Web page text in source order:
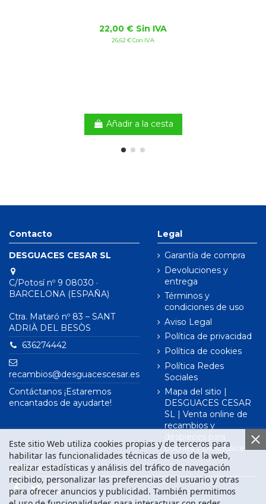
22,00 € Sin IVA
26,62 € Con IVA
Añadir a la cesta
Contacto
DESGUACES CESAR SL
C/Potosí nº 9 08030 ·
BARCELONA (ESPAÑA)
Ctra. Mataró nº 83 – SANT
ADRIÀ DEL BESÒS
636274442
recambios@desguacescesar.es
Contáctanos ¡Estaremos
encantados de ayudarte!
Legal
Garantía de compra
Devoluciones y
entrega
Términos y
condiciones de uso
Aviso Legal
Política de privacidad
Política de cookies
Política Redes
Sociales
Mapa del sitio |
DESGUACES CESAR
SL | Venta online de
recambios y
despieces para
coches | Desguace
Este sitio Web utiliza cookies propias y de terceros para
habilitar las funcionalidades técnicas de uso de la web,
realizar estadísticas y análisis del tráfico de navegación
recibido, personalizar las preferencias del usuario y otras
para ofrecer anuncios y publicidad. También permitimos
Síguenos en